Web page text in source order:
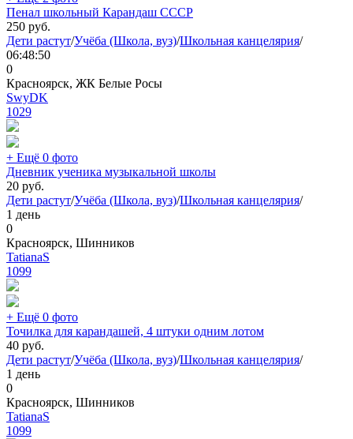
Пенал школьный Карандаш СССР
250 руб.
Дети растут/Учёба (Школа, вуз)/Школьная канцелярия/
06:48:50
0
Красноярск, ЖК Белые Росы
SwyDK
1029
+ Ещё 0 фото
Дневник ученика музыкальной школы
20 руб.
Дети растут/Учёба (Школа, вуз)/Школьная канцелярия/
1 день
0
Красноярск, Шинников
TatianaS
1099
+ Ещё 0 фото
Точилка для карандашей, 4 штуки одним лотом
40 руб.
Дети растут/Учёба (Школа, вуз)/Школьная канцелярия/
1 день
0
Красноярск, Шинников
TatianaS
1099